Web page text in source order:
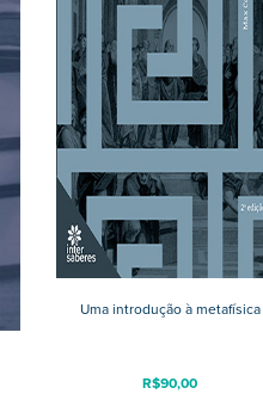
Uma introdução à metafísica
R$90,00